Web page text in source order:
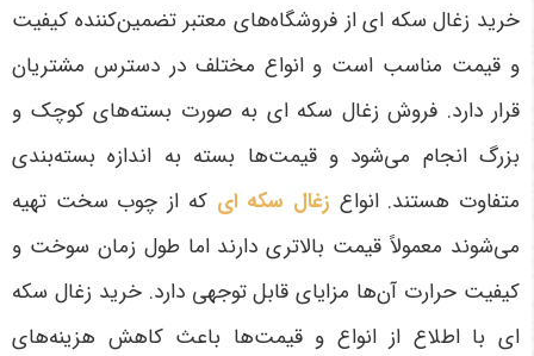
خرید زغال سکه ای از فروشگاه‌های معتبر تضمین‌کننده کیفیت
و قیمت مناسب است و انواع مختلف در دسترس مشتریان
قرار دارد. فروش زغال سکه ای به صورت بسته‌های کوچک و
بزرگ انجام می‌شود و قیمت‌ها بسته به اندازه بسته‌بندی
متفاوت هستند. انواع زغال سکه ای که از چوب سخت تهیه
می‌شوند معمولاً قیمت بالاتری دارند اما طول زمان سوخت و
کیفیت حرارت آن‌ها مزایای قابل توجهی دارد. خرید زغال سکه
ای با اطلاع از انواع و قیمت‌ها باعث کاهش هزینه‌های